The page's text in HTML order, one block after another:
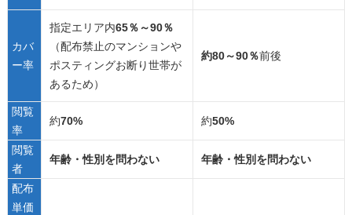
カバ
ー率
指定エリア内65％～90％
（配布禁止のマンションや
ポスティングお断り世帯が
あるため）
約80～90％前後
閲覧
率
約70% 約50%
閲覧
者
年齢・性別を問わない 年齢・性別を問わない
配布
単価